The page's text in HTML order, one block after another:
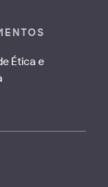
Ética e